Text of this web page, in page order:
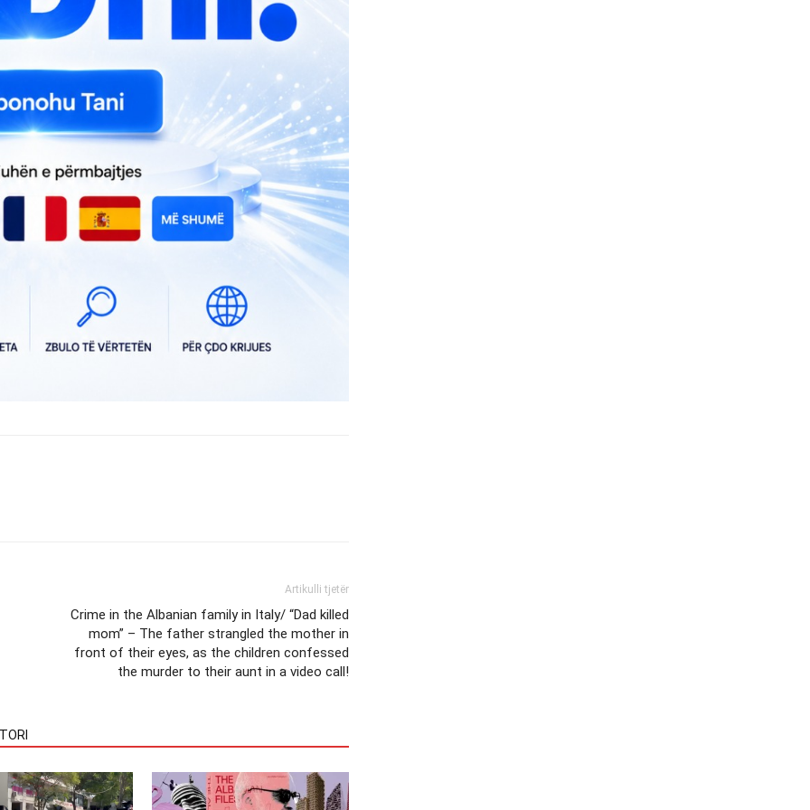
Artikulli tjetër
Crime in the Albanian family in Italy/ “Dad killed
mom” – The father strangled the mother in
front of their eyes, as the children confessed
the murder to their aunt in a video call!